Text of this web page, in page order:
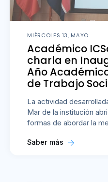
MIÉRCOLES 13, MAYO
Académico
charla en
Año
de Trabajo
La actividad
Mar de la institución
formas de abordar la
Saber más